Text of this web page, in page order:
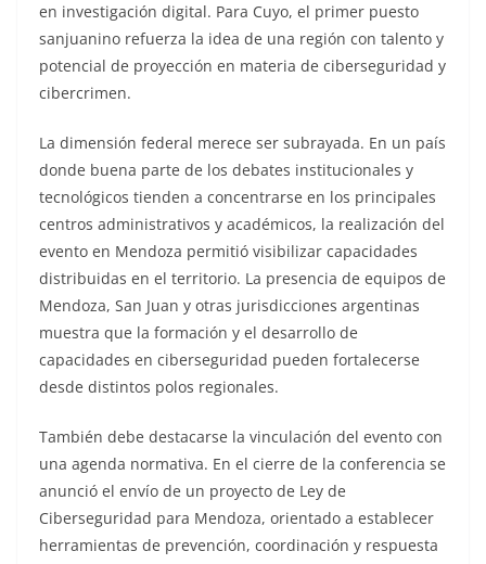
en investigación digital. Para Cuyo, el primer puesto
sanjuanino refuerza la idea de una región con talento y
potencial de proyección en materia de ciberseguridad y
cibercrimen.
La dimensión federal merece ser subrayada. En un país
donde buena parte de los debates institucionales y
tecnológicos tienden a concentrarse en los principales
centros administrativos y académicos, la realización del
evento en Mendoza permitió visibilizar capacidades
distribuidas en el territorio. La presencia de equipos de
Mendoza, San Juan y otras jurisdicciones argentinas
muestra que la formación y el desarrollo de
capacidades en ciberseguridad pueden fortalecerse
desde distintos polos regionales.
También debe destacarse la vinculación del evento con
una agenda normativa. En el cierre de la conferencia se
anunció el envío de un proyecto de Ley de
Ciberseguridad para Mendoza, orientado a establecer
herramientas de prevención, coordinación y respuesta